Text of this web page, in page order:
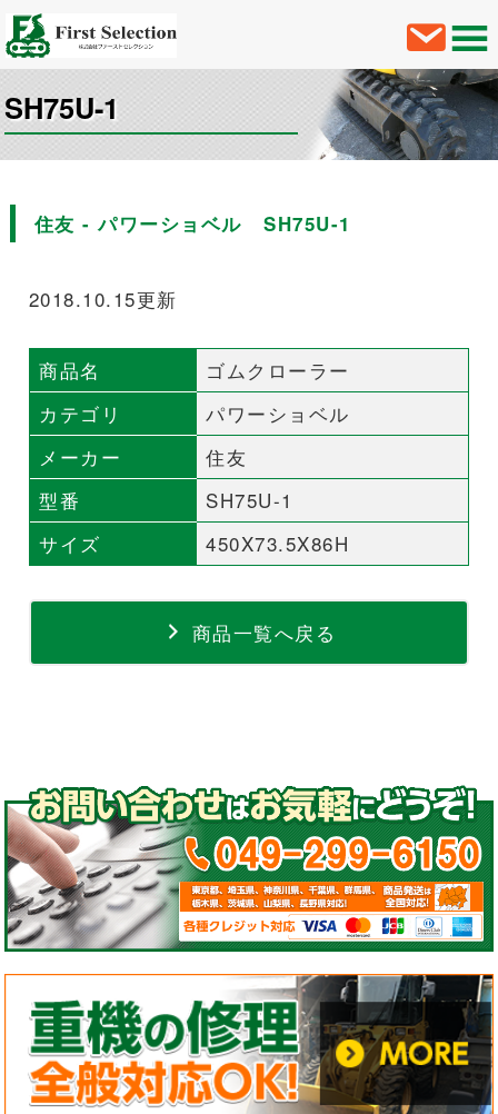
SH75U-1
住友 - パワーショベル SH75U-1
2018.10.15更新
商品名
ゴムクローラー
カテゴリ
パワーショベル
メーカー
住友
型番
SH75U-1
サイズ
450X73.5X86H
商品一覧へ戻る